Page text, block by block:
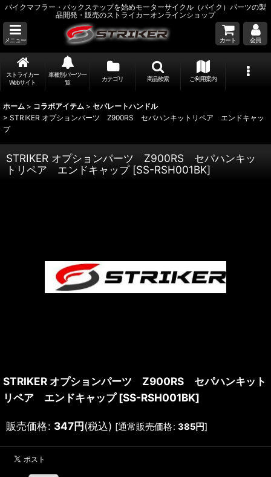
バイクマフラー・バックステップを始めモーターサイクル（バイク）パーツの製
品開発・販売のストライカーオンラインショップ
メニュー カート 会員
ストライカー
Webサイト
車種別パーツ一
覧
カテゴリ 商品検索 ご利用案内
ホーム > コラボアイテム > セパレートハンドル
> STRIKER オプションパーツ Z900RS セパハンキットリペア エンドキャッ
プ
STRIKER オプションパーツ Z900RS セパハンキッ
トリペア エンドキャップ [SS-RSH001BK]
STRIKER オプションパーツ Z900RS セパハンキット
リペア エンドキャップ [SS-RSH001BK]
販売価格: 347円(税込) [通常販売価格: 385円]